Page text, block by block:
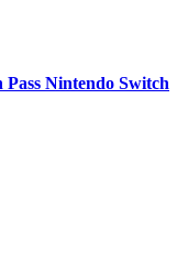
Nintendo Switch